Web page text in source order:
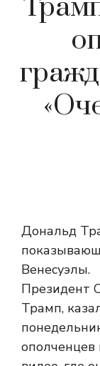
Дональд
Венесуэлы.
Президент
Трамп,
ополченцев